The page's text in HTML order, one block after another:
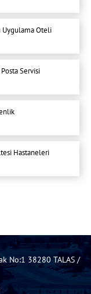
Uygulama Oteli
Servisi
Hastaneleri
No:1 38280 TALAS /